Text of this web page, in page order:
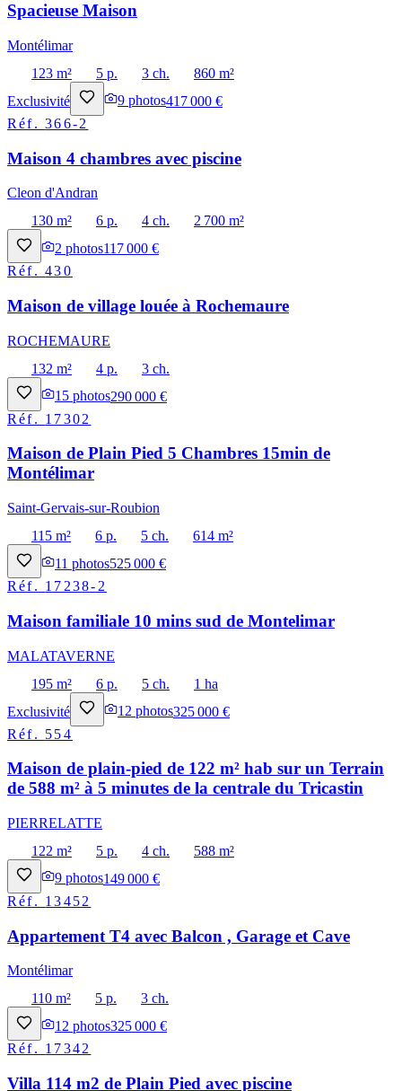
Spacieuse Maison
Montélimar
123 m²
5 p. 3 ch.
860 m²
Exclusivité
9 photos417 000 €
Réf.366-2
Maison 4 chambres avec piscine
Cleon d'Andran
130 m²
6 p. 4 ch.
2 700 m²
2 photos117 000 €
Réf.430
Maison de village louée à Rochemaure
ROCHEMAURE
132 m²
4 p.
3 ch.
15 photos290 000 €
Réf. 17302
Maison de Plain Pied 5 Chambres 15min de
Montélimar
Saint-Gervais-sur-Roubion
115 m²
6 p. 5 ch.
614 m²
11 photos525 000 €
Réf. 17238-2
Maison familiale 10 mins sud de Montelimar
MALATAVERNE
195 m²
6 p. 5 ch.
1 ha
Exclusivité
12 photos325 000 €
Réf. 554
Maison de plain-pied de 122 m² hab sur un Terrain
de 588 m² à 5 minutes de la centrale du Tricastin
PIERRELATTE
122 m²
5 p. 4 ch.
588 m²
9 photos149 000 €
Réf. 13452
Appartement T4 avec Balcon , Garage et Cave
Montélimar
110 m²
5 p.
3 ch.
12 photos325 000 €
Réf. 17342
Villa 114 m2 de Plain Pied avec piscine